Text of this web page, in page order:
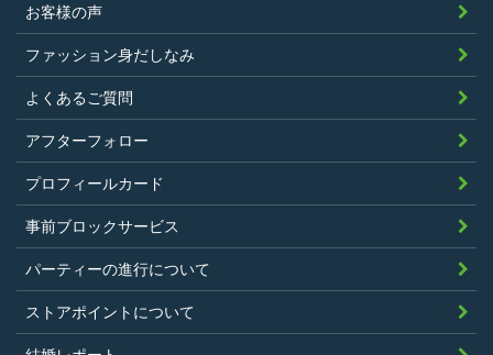
お客様の声
ファッション身だしなみ
よくあるご質問
アフターフォロー
プロフィールカード
事前ブロックサービス
パーティーの進行について
ストアポイントについて